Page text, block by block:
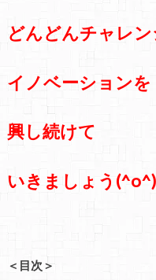
どんどんチャレ
イノベーションを
興し続けて
いきましょう
＜目次＞